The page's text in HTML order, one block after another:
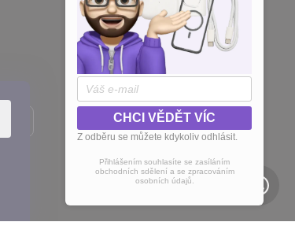
Přidejte se k nám na sítích
CHCI VĚDĚT VÍC
Z odběru se můžete kdykoliv odhlásit.
Přihlášením souhlasíte se zasíláním
obchodních sdělení a se zpracováním
osobních údajů.